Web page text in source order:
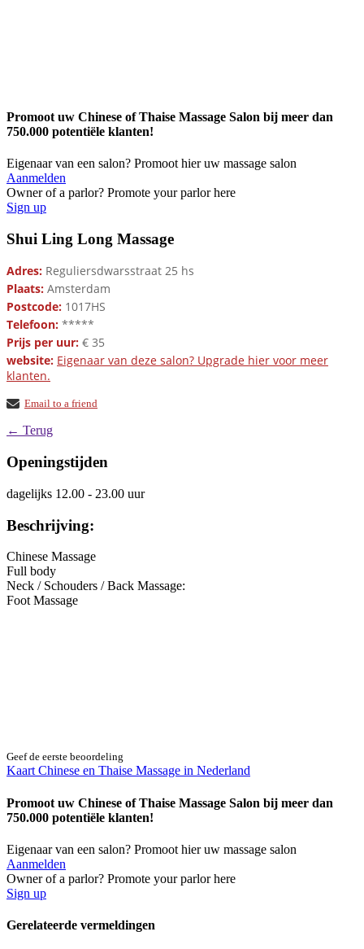
Promoot uw Chinese of Thaise Massage Salon bij meer dan
750.000 potentiële klanten!
Eigenaar van een salon? Promoot hier uw massage salon
Aanmelden
Owner of a parlor? Promote your parlor here
Sign up
Shui Ling Long Massage
Adres: Reguliersdwarsstraat 25 hs
Plaats: Amsterdam
Postcode: 1017HS
Telefoon: *****
Prijs per uur: € 35
website: Eigenaar van deze salon? Upgrade hier voor meer
klanten.
Email to a friend
← Terug
Openingstijden
dagelijks 12.00 - 23.00 uur
Beschrijving:
Chinese Massage
Full body
Neck / Schouders / Back Massage:
Foot Massage
Geef de eerste beoordeling
Kaart Chinese en Thaise Massage in Nederland
Promoot uw Chinese of Thaise Massage Salon bij meer dan
750.000 potentiële klanten!
Eigenaar van een salon? Promoot hier uw massage salon
Aanmelden
Owner of a parlor? Promote your parlor here
Sign up
Gerelateerde vermeldingen